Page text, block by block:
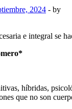
2024 - by
e integral se
híbridas,
que no son